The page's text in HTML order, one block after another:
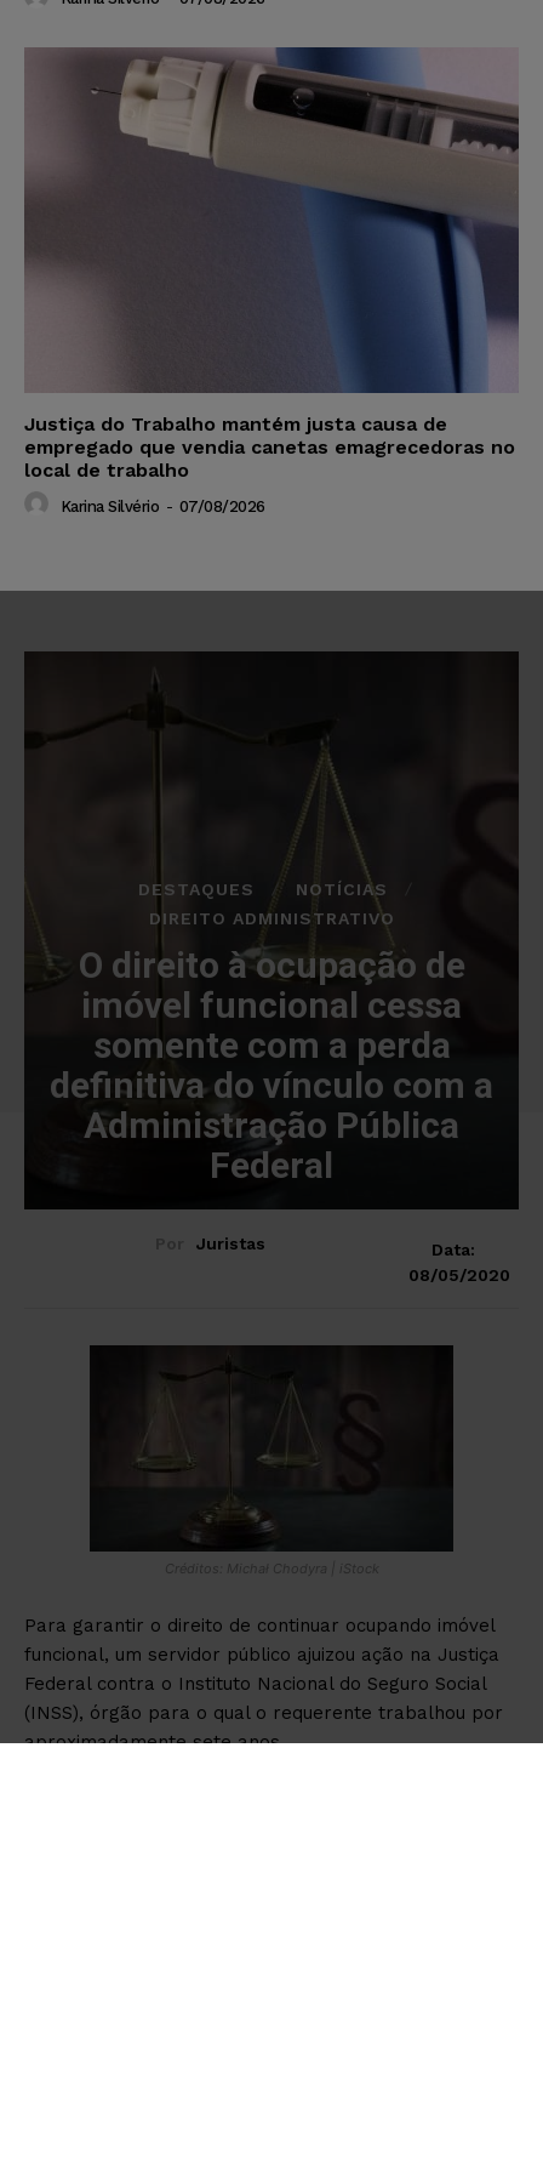
Justiça do Trabalho mantém justa causa de
empregado que vendia canetas emagrecedoras no
local de trabalho
Karina Silvério - 07/08/2026